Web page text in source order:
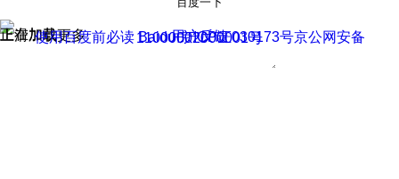
正在加载
上滑加载更多 用户反馈
使用百度前必读 Baidu 京ICP证030173号
京公网安备11000002000001号